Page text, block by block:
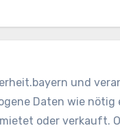
und
Daten wie
oder verkauft.